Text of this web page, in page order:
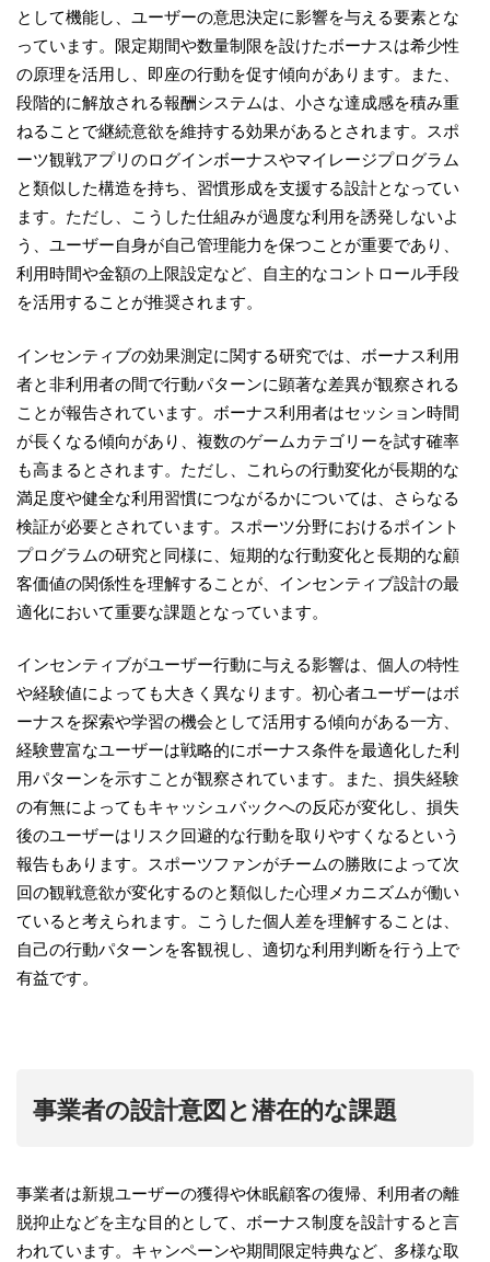
として機能し、ユーザーの意思決定に影響を与える要素とな
っています。限定期間や数量制限を設けたボーナスは希少性
の原理を活用し、即座の行動を促す傾向があります。また、
段階的に解放される報酬システムは、小さな達成感を積み重
ねることで継続意欲を維持する効果があるとされます。スポ
ーツ観戦アプリのログインボーナスやマイレージプログラム
と類似した構造を持ち、習慣形成を支援する設計となってい
ます。ただし、こうした仕組みが過度な利用を誘発しないよ
う、ユーザー自身が自己管理能力を保つことが重要であり、
利用時間や金額の上限設定など、自主的なコントロール手段
を活用することが推奨されます。
インセンティブの効果測定に関する研究では、ボーナス利用
者と非利用者の間で行動パターンに顕著な差異が観察される
ことが報告されています。ボーナス利用者はセッション時間
が長くなる傾向があり、複数のゲームカテゴリーを試す確率
も高まるとされます。ただし、これらの行動変化が長期的な
満足度や健全な利用習慣につながるかについては、さらなる
検証が必要とされています。スポーツ分野におけるポイント
プログラムの研究と同様に、短期的な行動変化と長期的な顧
客価値の関係性を理解することが、インセンティブ設計の最
適化において重要な課題となっています。
インセンティブがユーザー行動に与える影響は、個人の特性
や経験値によっても大きく異なります。初心者ユーザーはボ
ーナスを探索や学習の機会として活用する傾向がある一方、
経験豊富なユーザーは戦略的にボーナス条件を最適化した利
用パターンを示すことが観察されています。また、損失経験
の有無によってもキャッシュバックへの反応が変化し、損失
後のユーザーはリスク回避的な行動を取りやすくなるという
報告もあります。スポーツファンがチームの勝敗によって次
回の観戦意欲が変化するのと類似した心理メカニズムが働い
ていると考えられます。こうした個人差を理解することは、
自己の行動パターンを客観視し、適切な利用判断を行う上で
有益です。
事業者の設計意図と潜在的な課題
事業者は新規ユーザーの獲得や休眠顧客の復帰、利用者の離
脱抑止などを主な目的として、ボーナス制度を設計すると言
われています。キャンペーンや期間限定特典など、多様な取